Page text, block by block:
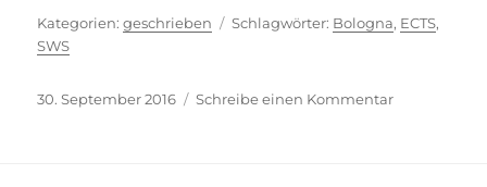
Kategorien
geschrieben Schlagwörter
Bologna, ECTS,
SWS
Veröffentlicht
30. September 2016 Schreibe einen Kommentarzu